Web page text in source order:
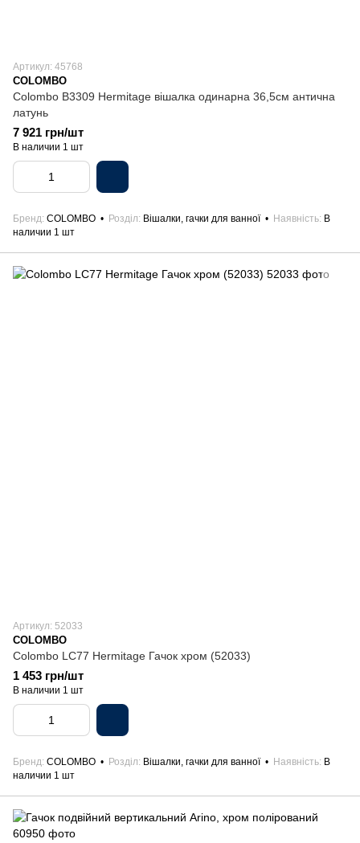
Артикул: 45768
COLOMBO
Colombo B3309 Hermitage вішалка одинарна 36,5см антична
латунь
7 921 грн/шт
В наличии 1 шт
Бренд COLOMBO Розділ Вішалки, гачки для ванної Наявність В
наличии 1 шт
Артикул: 52033
COLOMBO
Colombo LC77 Hermitage Гачок хром (52033)
1 453 грн/шт
В наличии 1 шт
Бренд COLOMBO Розділ Вішалки, гачки для ванної Наявність В
наличии 1 шт